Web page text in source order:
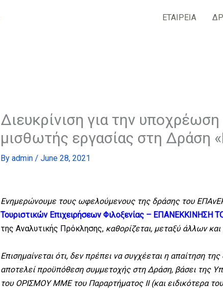
ΕΤΑΙΡΕΙΑ
Διευκρίνιση για την
μισθωτής εργασίας στη
By admin / June 28, 2021
Ενημερώνουμε τους ωφελούμενους της δράσης του
Τουριστικών Επιχειρήσεων Φιλοξενίας – ΕΠΑΝΕΚΚΙΝΗΣΗ
της Αναλυτικής Πρόκλησης,καθορίζεται, μεταξύ άλλων
Επισημαίνεται ότι, δεν πρέπει να συγχέεται η απαίτηση
αποτελεί προϋπόθεση συμμετοχής στη Δράση, βάσει της
του ΟΡΙΣΜΟΥ ΜΜΕ του Παραρτήματος ΙΙ (και ειδικότερα